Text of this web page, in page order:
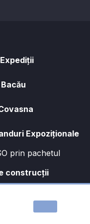
Expoziționale
prin pachetul
construcții
și condiții de utilizare